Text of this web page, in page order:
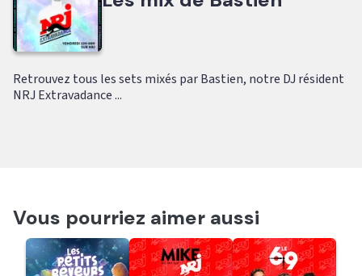
Retrouvez tous les sets mixés par Bastien, notre DJ résident
NRJ Extravadance ...
Vous pourriez aimer aussi